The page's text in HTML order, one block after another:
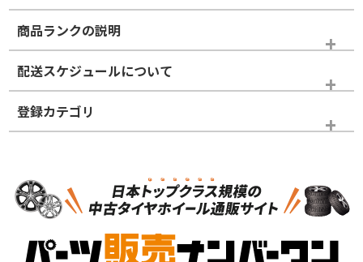
商品ランクの説明
※商品ランクは出品者の主観により判断しておりますので、あら
かじめご了承ください。
ホイールランク
S
品）
S
新車外し品（新古
付き
配送スケジュールについて
登録カテゴリ
スタッドレスタイヤのみ